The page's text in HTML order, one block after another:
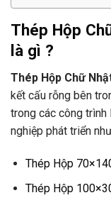
Thép Hộp
là gì ?
Thép Hộp Chữ
kết cấu rỗng bên
trong các công trình
nghiệp phát triển
Thép Hộp
Thép Hộp